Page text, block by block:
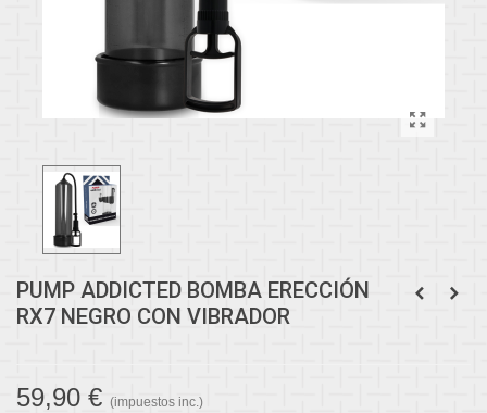
PUMP ADDICTED BOMBA ERECCIÓN
RX7 NEGRO CON VIBRADOR
59,90 € (impuestos inc.)